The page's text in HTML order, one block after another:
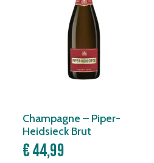
Champagne – Piper-
Heidsieck Brut
€44,99